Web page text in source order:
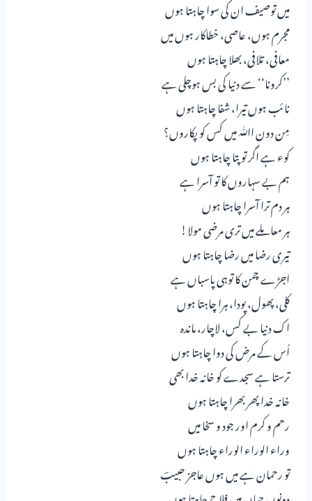
میں توصیف ان کی سوا چاہتا ہوں
مجرم ہوں، عاصی، خطاکار ہوں میں
معافی، تلافی، بھلا چاہتا ہوں
’’کرونا‘‘ سے دنیا کی بس ہوچلی ہے
نائب ہوں تیرا، شفا چاہتا ہوں
مِن دون اﷲ میں کس کو پکاروں؟
کوء ہے اگر تو پتا چاہتا ہوں
ہم بے سہاروں کا تو آسرا ہے
ہر دم ترا آسرا چاہتا ہوں
ہر معاملے میں تری مرضی مولا!
تیری رضا میں رضا چاہتا ہوں
اجڑے چمن کا توہی پاسباں ہے
کلی، پھول، پودا، ہرا چاہتا ہوں
اک دنیا بے کس، لاچار، ماندہ
اُس کے مرض کی دوا چاہتا ہوں
ترستا ہے سجدے کو خانہ خدا بھی
خانہ خدا پھر بھرا چاہتا ہوں
رحم و کرم اور جود و سخا میں
وراء الوراء الوراء چاہتا ہوں
تو رحمان ہے میں ہوں عاجز حبیبؔ